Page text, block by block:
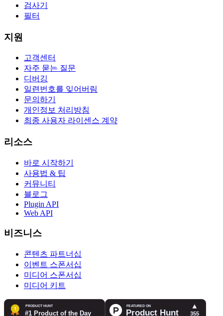
검사기
필터
지원
고객센터
자주 묻는 질문
디버깅
일련번호를 잊어버림
문의하기
개인정보 처리방침
최종 사용자 라이센스 계약
리소스
바로 시작하기
사용법 & 팁
커뮤니티
블로그
Plugin API
Web API
비즈니스
콘텐츠 파트너십
이벤트 스폰서십
미디어 스폰서십
미디어 키트